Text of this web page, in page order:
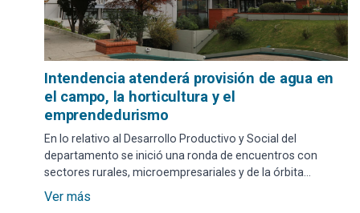
Intendencia atenderá provisión de agua en
el campo, la horticultura y el
emprendedurismo
En lo relativo al Desarrollo Productivo y Social del
departamento se inició una ronda de encuentros con
sectores rurales, microempresariales y de la órbita
artesanal para escuchar sus necesidades.
Ver más